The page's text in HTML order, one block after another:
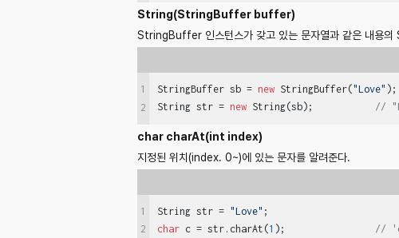
String(StringBuffer buffer)
StringBuffer 인스턴스가 갖고 있는 문자열과 같은 내용의
1
2
StringBuffer sb = new StringBuffer("Love" );
String str = new String(sb); //
char charAt(int index)
지정된 위치(index. 0~)에 있는 문자를 알려준다.
1
2
String str = "Love"
char c = str.charAt(1 ); //